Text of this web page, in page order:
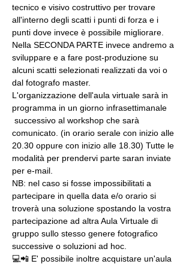
tecnico e visivo costruttivo per trovare
all'interno degli scatti i punti di forza e i
punti dove invece è possibile migliorare.
Nella SECONDA PARTE invece andremo a
sviluppare e a fare post-produzione su
alcuni scatti selezionati realizzati da voi o
dal fotografo master.
L'organizzazione dell'aula virtuale sarà in
programma in un giorno infrasettimanale
successivo al workshop che sarà
comunicato. (in orario serale con inizio alle
20.30 oppure con inizio alle 18.30) Tutte le
modalità per prendervi parte saran inviate
per e-mail.
NB: nel caso si fosse impossibilitati a
partecipare in quella data e/o orario si
troverà una soluzione spostando la vostra
partecipazione ad altra Aula Virtuale di
gruppo sullo stesso genere fotografico
successive o soluzioni ad hoc.
💻📲 E' possibile inoltre acquistare un'aula